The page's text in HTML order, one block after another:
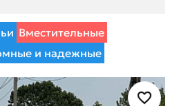
Вместительные
и надежные